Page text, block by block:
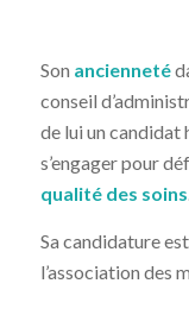
Son ancienneté
conseil
de lui un candidat
s’engager pour
qualité des soins
Sa candidature
l’association des